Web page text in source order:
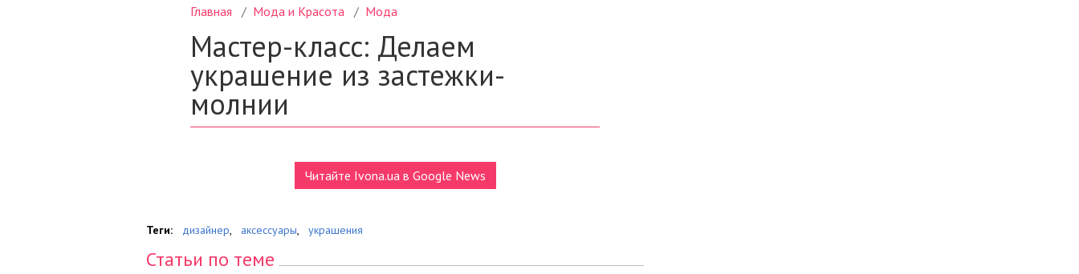
Читайте Ivona.ua в Google News
Теги: дизайнер, аксессуары, украшения
Статьи по теме